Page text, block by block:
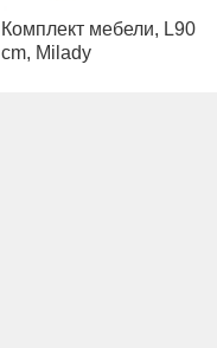
Комплект мебели, L90
cm, Milady